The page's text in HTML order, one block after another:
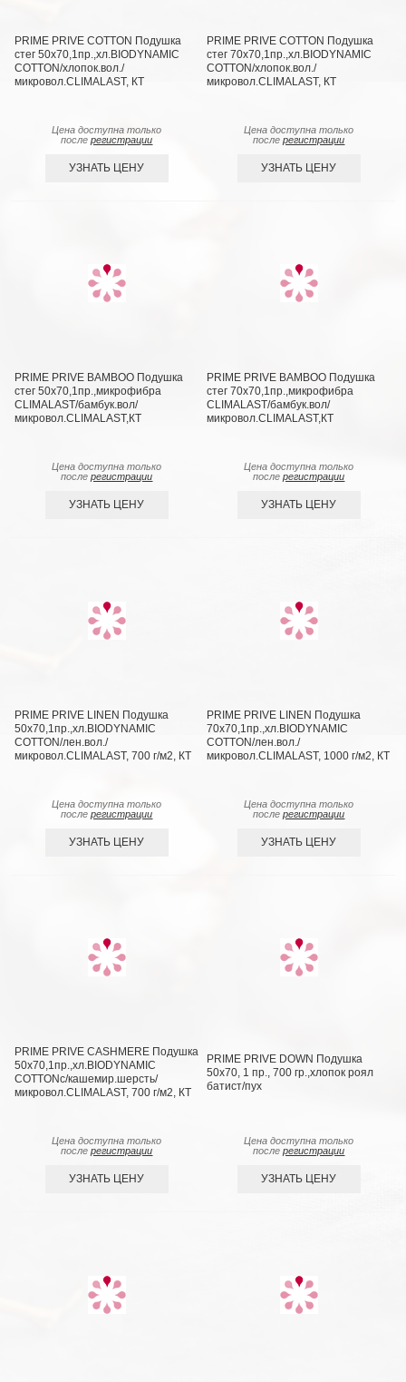
PRIME PRIVE COTTON Подушка
стег 50х70,1пр.,хл.BIODYNAMIC
COTTON/хлопок.вол./
микровол.CLIMALAST, КТ
Цена доступна только
послерегистрации
УЗНАТЬ ЦЕНУ
PRIME PRIVE COTTON Подушка
стег 70х70,1пр.,хл.BIODYNAMIC
COTTON/хлопок.вол./
микровол.CLIMALAST, КТ
Цена доступна только
послерегистрации
УЗНАТЬ ЦЕНУ
PRIME PRIVE BAMBOO Подушка
стег 50х70,1пр.,микрофибра
CLIMALAST/бамбук.вол/
микровол.CLIMALAST,КТ
Цена доступна только
послерегистрации
УЗНАТЬ ЦЕНУ
PRIME PRIVE BAMBOO Подушка
стег 70х70,1пр.,микрофибра
CLIMALAST/бамбук.вол/
микровол.CLIMALAST,КТ
Цена доступна только
послерегистрации
УЗНАТЬ ЦЕНУ
PRIME PRIVE LINEN Подушка
50х70,1пр.,хл.BIODYNAMIC
COTTON/лен.вол./
микровол.CLIMALAST, 700 г/м2, КТ
Цена доступна только
послерегистрации
УЗНАТЬ ЦЕНУ
PRIME PRIVE LINEN Подушка
70х70,1пр.,хл.BIODYNAMIC
COTTON/лен.вол./
микровол.CLIMALAST, 1000 г/м2, КТ
Цена доступна только
послерегистрации
УЗНАТЬ ЦЕНУ
PRIME PRIVE CASHMERE Подушка
50х70,1пр.,хл.BIODYNAMIC
COTTONc/кашемир.шерсть/
микровол.CLIMALAST, 700 г/м2, КТ
Цена доступна только
послерегистрации
УЗНАТЬ ЦЕНУ
PRIME PRIVE DOWN Подушка
50х70, 1 пр., 700 гр.,хлопок роял
батист/пух
Цена доступна только
послерегистрации
УЗНАТЬ ЦЕНУ